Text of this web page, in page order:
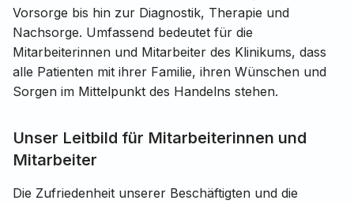
Vorsorge bis hin zur Diagnostik, Therapie und
Nachsorge. Umfassend bedeutet für die
Mitarbeiterinnen und Mitarbeiter des Klinikums, dass
alle Patienten mit ihrer Familie, ihren Wünschen und
Sorgen im Mittelpunkt des Handelns stehen.
Unser Leitbild für Mitarbeiterinnen und
Mitarbeiter
Die Zufriedenheit unserer Beschäftigten und die